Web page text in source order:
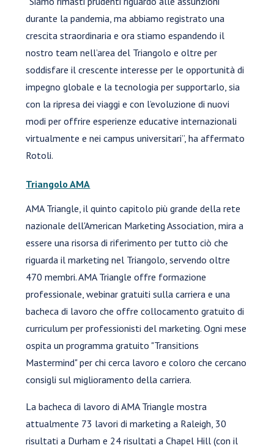
durante la pandemia, ma abbiamo registrato una
crescita straordinaria e ora stiamo espandendo il
nostro team nell’area del Triangolo e oltre per
soddisfare il crescente interesse per le opportunità di
impegno globale e la tecnologia per supportarlo, sia
con la ripresa dei viaggi e con l’evoluzione di nuovi
modi per offrire esperienze educative internazionali
virtualmente e nei campus universitari”, ha affermato
Rotoli.
Triangolo AMA
AMA Triangle, il quinto capitolo più grande della rete
nazionale dell'American Marketing Association, mira a
essere una risorsa di riferimento per tutto ciò che
riguarda il marketing nel Triangolo, servendo oltre
470 membri. AMA Triangle offre formazione
professionale, webinar gratuiti sulla carriera e una
bacheca di lavoro che offre collocamento gratuito di
curriculum per professionisti del marketing. Ogni mese
ospita un programma gratuito "Transitions
Mastermind" per chi cerca lavoro e coloro che cercano
consigli sul miglioramento della carriera.
La bacheca di lavoro di AMA Triangle mostra
attualmente 73 lavori di marketing a Raleigh, 30
risultati a Durham e 24 risultati a Chapel Hill (con il